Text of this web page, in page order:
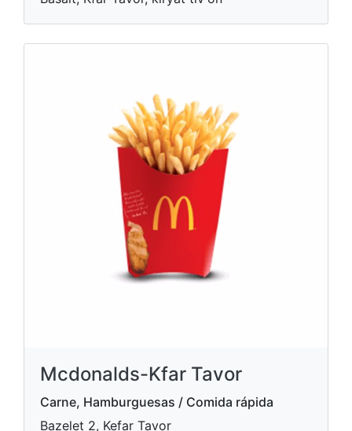
Mcdonalds-Kfar Tavor
Carne, Hamburguesas / Comida rápida
Bazelet 2, Kefar Tavor